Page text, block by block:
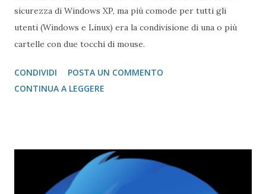
sicurezza di Windows XP, ma più comode per tutti gli
utenti (Windows e Linux) era la condivisione di una o più
cartelle con due tocchi di mouse.
CONDIVIDI
POSTA UN COMMENTO
CONTINUA A LEGGERE